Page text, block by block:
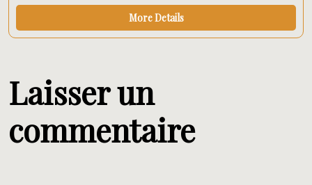
More Details
Laisser un
commentaire